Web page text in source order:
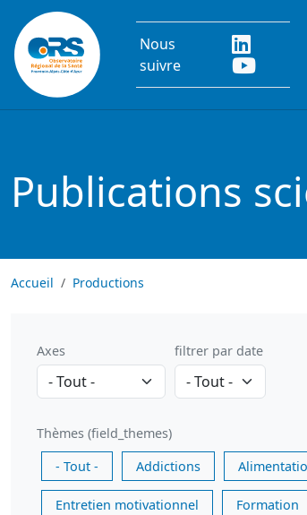
Aller au contenu principal
Nous
suivre
Publications
Accueil Productions
Axes filtrer par date
Thèmes (field_themes)
- Tout -
Addictions
Entretien motivationnel Formation